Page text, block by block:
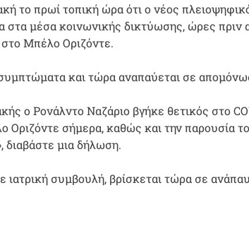
το πρωί τοπική ώρα ότι ο νέος
στα μέσα κοινωνικής δικτύωσης, ώρες πριν
Μπέλο Οριζόντε.
και τώρα αναπαύεται σε
ο Ρονάλντο Ναζάριο βγήκε θετικός στο
Οριζόντε σήμερα, καθώς και την παρουσία
διαβάστε μια δήλωση.
συμβουλή, βρίσκεται τώρα σε